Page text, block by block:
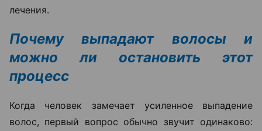
лечения.
Почему выпадают волосы и
можно ли остановить этот
процесс
Когда человек замечает усиленное выпадение
волос, первый вопрос обычно звучит одинаково: